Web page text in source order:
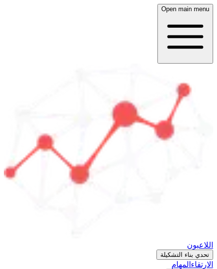
Open main menu
اللاعبون
تحدي بناء التشكيلة
الارتقاء المهام